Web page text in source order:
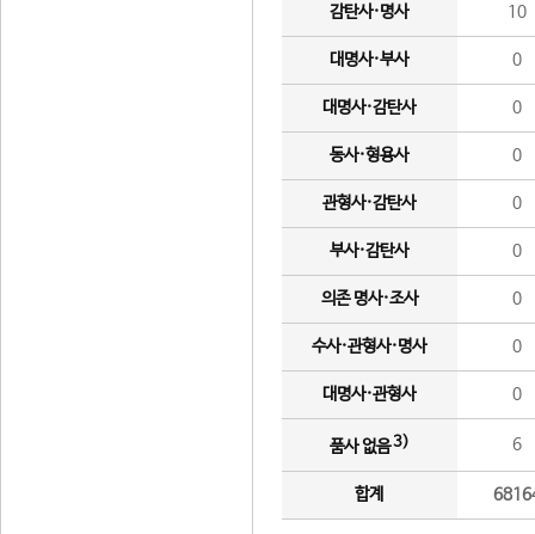
감탄사·명사 10
대명사·부사 0
대명사·감탄사 0
동사·형용사 0
관형사·감탄사 0
부사·감탄사 0
의존 명사·조사 0
수사·관형사·명사 0
대명사·관형사 0
품사 없음3) 6
합계